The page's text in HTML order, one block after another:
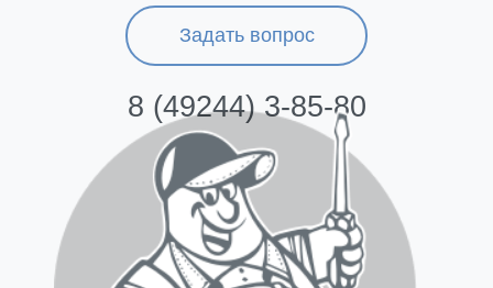
Задать вопрос
8 (49244) 3-85-80